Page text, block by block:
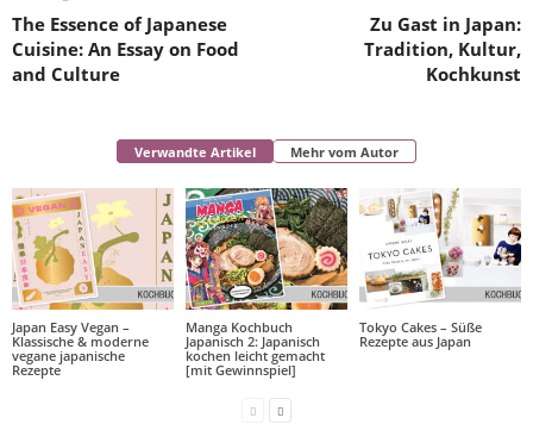
The Essence of Japanese
Cuisine: An Essay on Food
and Culture
Zu Gast in Japan:
Tradition, Kultur,
Kochkunst
Verwandte Artikel Mehr vom Autor
Japan Easy Vegan –
Klassische & moderne
vegane japanische
Rezepte
Manga Kochbuch
Japanisch 2: Japanisch
kochen leicht gemacht
[mit Gewinnspiel]
Tokyo Cakes – Süße
Rezepte aus Japan